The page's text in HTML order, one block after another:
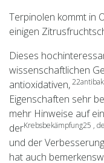
Terpinolen kommt in
einigen
Dieses
wissenschaftlichen
antioxidativen,22
Eigenschaften sehr
mehr Hinweise auf
derKrebsbekämpfung25 ,
und der
hat auch